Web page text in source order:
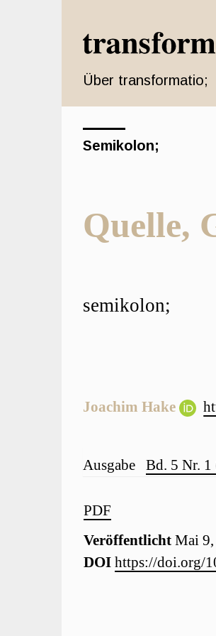
Seiteninhalt
springen
Sidebar
Über transformatio;
Semikolon;
Quelle,
Artikel-
Sidebar
PDF
Veröffentlicht Mai
DOI https://doi.org/
Joachim Hake
semikolon;
Artikel-
Details
Ausgabe Bd. 5 Nr.